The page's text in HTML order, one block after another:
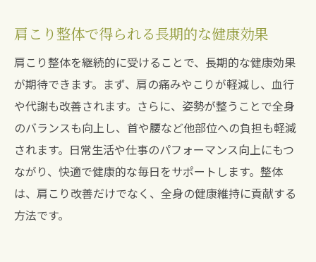
肩こり整体で得られる長期的な健康効果
肩こり整体を継続的に受けることで、長期的な健康効果
が期待できます。まず、肩の痛みやこりが軽減し、血行
や代謝も改善されます。さらに、姿勢が整うことで全身
のバランスも向上し、首や腰など他部位への負担も軽減
されます。日常生活や仕事のパフォーマンス向上にもつ
ながり、快適で健康的な毎日をサポートします。整体
は、肩こり改善だけでなく、全身の健康維持に貢献する
方法です。